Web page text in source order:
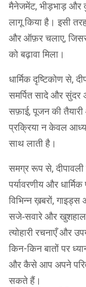
मैनेजमेंट, भीड़भाड़ और
लागू किया है। इसी
और ऑफ़र चलाए,
को बढ़ावा मिला ।
धार्मिक दृष्टिकोण से,
समर्पित सादे और सुंदर
सफ़ाई, पूजन की
प्रक्रिया न केवल
साथ लाती है।
समग्र रूप से,
पर्यावरणीय और
विभिन्न ख़बरों, गाइड्स
सजे‑सवारे और खुशहाल
त्योहारी रचनाएँ और
किन-किन बातों पर
और कैसे आप अपने
सकते हैं।